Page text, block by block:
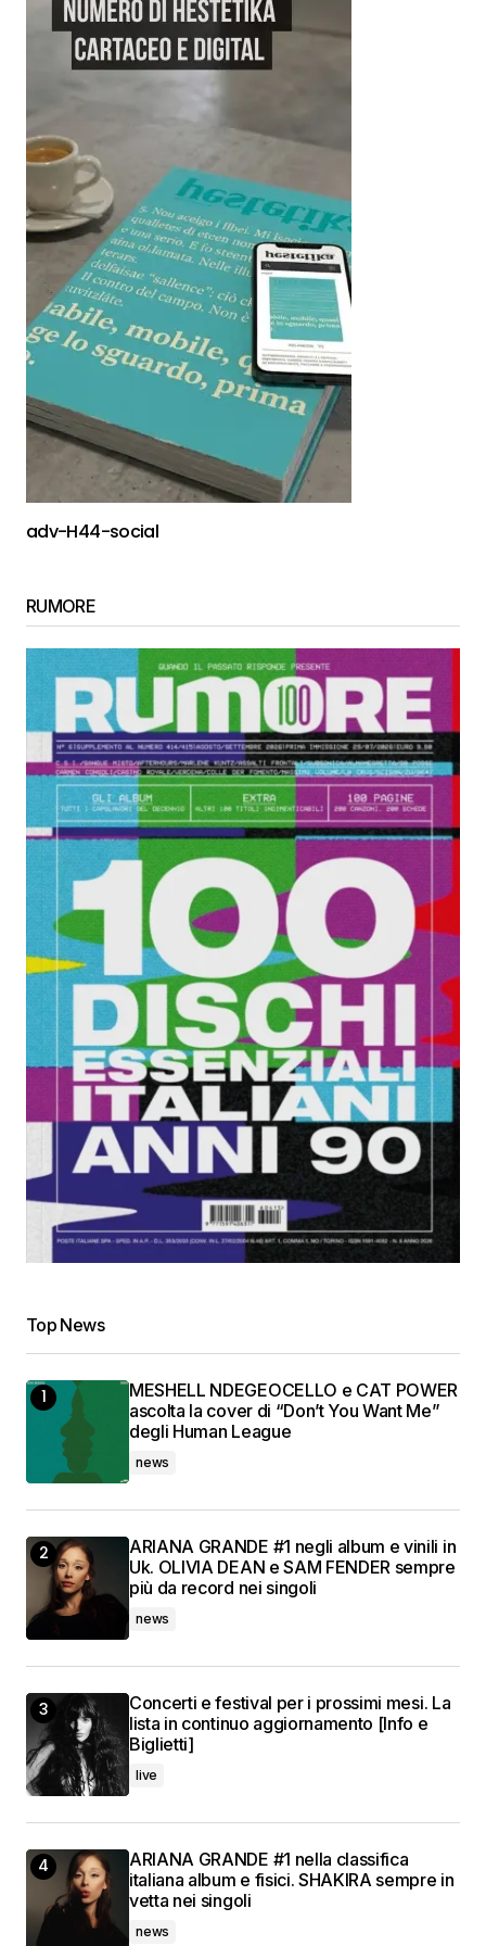
adv-H44-social
RUMORE
Top News
MESHELL NDEGEOCELLO e CAT POWER
ascolta la cover di “Don’t You Want Me”
degli Human League
news
ARIANA GRANDE #1 negli album e vinili in
Uk. OLIVIA DEAN e SAM FENDER sempre
più da record nei singoli
news
Concerti e festival per i prossimi mesi. La
lista in continuo aggiornamento [Info e
Biglietti]
live
ARIANA GRANDE #1 nella classifica
italiana album e fisici. SHAKIRA sempre in
vetta nei singoli
news